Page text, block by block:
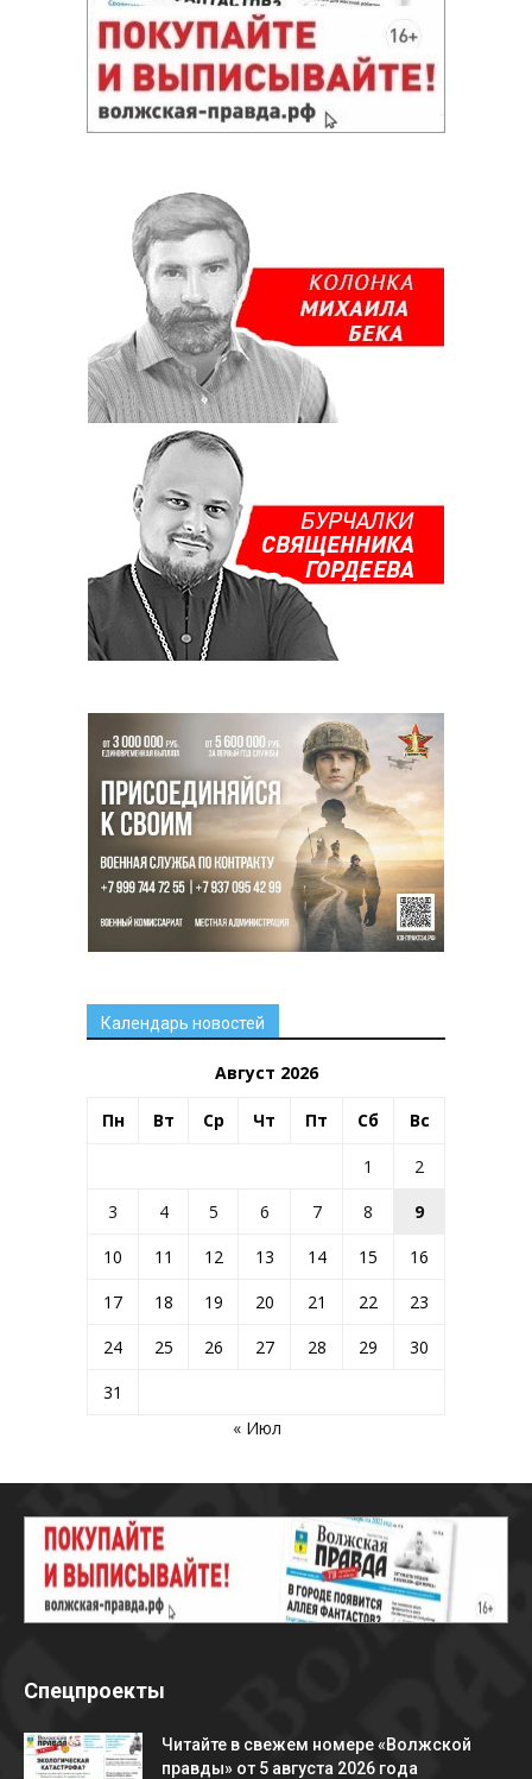
Календарь новостей
Август 2026
Пн Вт Ср Чт Пт Сб Вс
1
2
3
4 5 6 7 8
9
10
11 12 13 14 15
16
17
18 19 20 21 22
23
24
25 26 27 28 29
30
31
« Июл
Спецпроекты
Читайте в свежем номере «Волжской
правды» от 5 августа 2026 года